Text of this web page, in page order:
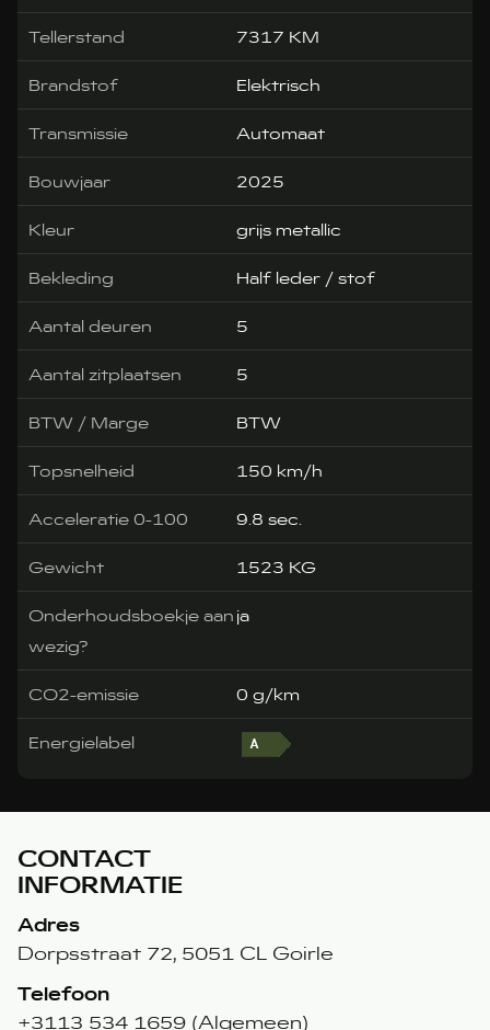
Tellerstand 7317 KM
Brandstof Elektrisch
Transmissie Automaat
Bouwjaar 2025
Kleur grijs metallic
Bekleding Half leder / stof
Aantal deuren 5
Aantal zitplaatsen 5
BTW / Marge BTW
Topsnelheid 150 km/h
Acceleratie 0-100 9.8 sec.
Gewicht 1523 KG
Onderhoudsboekje aan
wezig?
ja
CO2-emissie 0 g/km
Energielabel
CONTACT
INFORMATIE
Adres
Dorpsstraat 72, 5051 CL Goirle
Telefoon
+3113 534 1659 (Algemeen)